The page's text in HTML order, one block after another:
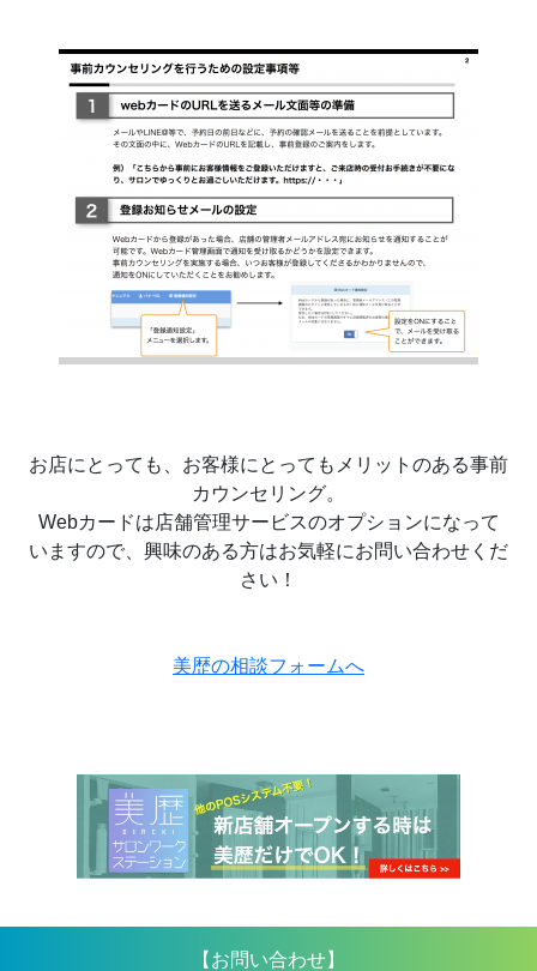
お店にとっても、お客様にとってもメリットのある事前
カウンセリング。
Webカードは店舗管理サービスのオプションになって
いますので、興味のある方はお気軽にお問い合わせくだ
さい！
美歴の相談フォームへ
【お問い合わせ】